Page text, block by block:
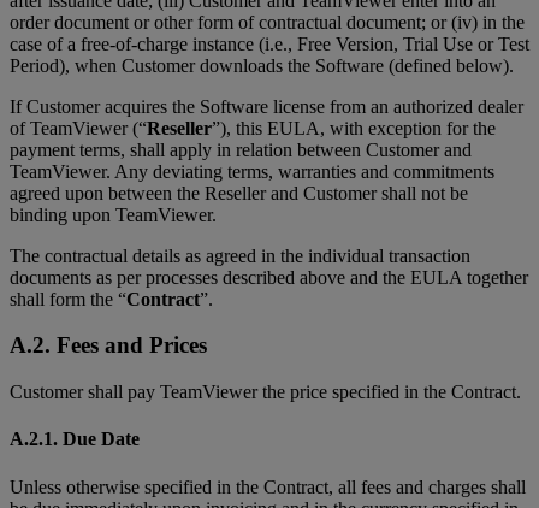
order document or other form of contractual document; or (iv) in the
case of a free-of-charge instance (i.e., Free Version, Trial Use or Test
Period), when Customer downloads the Software (defined below).
If Customer acquires the Software license from an authorized dealer
of TeamViewer (“Reseller”), this EULA, with exception for the
payment terms, shall apply in relation between Customer and
TeamViewer. Any deviating terms, warranties and commitments
agreed upon between the Reseller and Customer shall not be
binding upon TeamViewer.
The contractual details as agreed in the individual transaction
documents as per processes described above and the EULA together
shall form the “Contract”.
A.2. Fees and Prices
Customer shall pay TeamViewer the price specified in the Contract.
A.2.1. Due Date
Unless otherwise specified in the Contract, all fees and charges shall